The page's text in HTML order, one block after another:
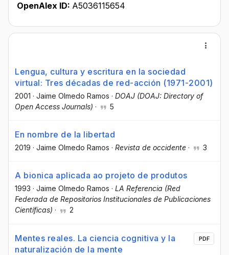
OpenAlex ID: A5036115654
Lengua, cultura y escritura en la sociedad
virtual: Tres décadas de red-acción (1971-2001)
2001 · Jaime Olmedo Ramos · DOAJ (DOAJ: Directory of
Open Access Journals) · 5
En nombre de la libertad
2019 · Jaime Olmedo Ramos · Revista de occidente · 3
A bionica aplicada ao projeto de produtos
1993 · Jaime Olmedo Ramos · LA Referencia (Red
Federada de Repositorios Institucionales de Publicaciones
Científicas) · 2
Mentes reales. La ciencia cognitiva y la
naturalización de la mente
PDF